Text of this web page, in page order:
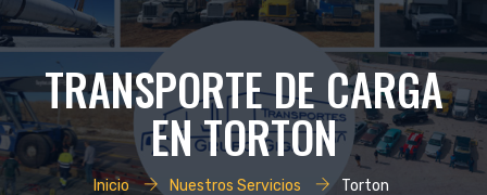
TRANSPORTE DE CARGA
EN TORTON
Inicio Nuestros Servicios Torton